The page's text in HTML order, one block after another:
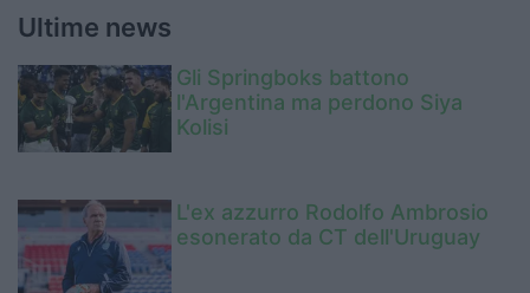
Ultime news
Gli Springboks battono
l'Argentina ma perdono Siya
Kolisi
L'ex azzurro Rodolfo Ambrosio
esonerato da CT dell'Uruguay